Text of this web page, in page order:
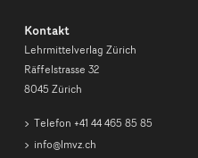
Kontakt
Lehrmittelverlag Zürich
Räffelstrasse 32
8045 Zürich
Telefon +41 44 465 85 85
info@lmvz.ch